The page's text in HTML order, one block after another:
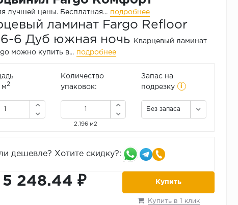
лучшей цены. Бесплатная... подробнее
ламинат Fargo Refloor
6 Дуб южная ночь
Кварцевый ламинат
можно купить в... подробнее
м2
Количество
упаковок:
2.196 м2
Запас на
подрезку
i
Без запаса
дешевле? Хотите скидку?:
5 248.44 ₽ Купить
Купить в 1 клик